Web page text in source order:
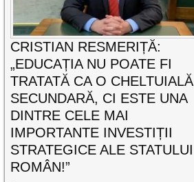
CRISTIAN RESMERIȚĂ:
„EDUCAȚIA NU POATE FI
TRATATĂ CA O CHELTUIALĂ
SECUNDARĂ, CI ESTE UNA
DINTRE CELE MAI
IMPORTANTE INVESTIȚII
STRATEGICE ALE STATULUI
ROMÂN!”